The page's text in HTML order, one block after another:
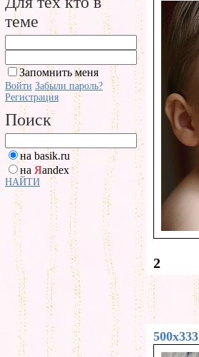
теме
Запомнить меня
Войти Забыли пароль?
Регистрация
Поиск
на basik.ru
на Яandex
НАЙТИ
2
500x333